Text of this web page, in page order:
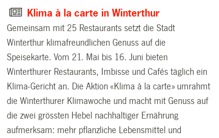
Klima à la carte in Winterthur
Gemeinsam mit 25 Restaurants setzt die Stadt
Winterthur klimafreundlichen Genuss auf die
Speisekarte. Vom 21. Mai bis 16. Juni bieten
Winterthurer Restaurants, Imbisse und Cafés täglich ein
Klima-Gericht an. Die Aktion «Klima à la carte» umrahmt
die Winterthurer Klimawoche und macht mit Genuss auf
die zwei grössten Hebel nachhaltiger Ernährung
aufmerksam: mehr pflanzliche Lebensmittel und